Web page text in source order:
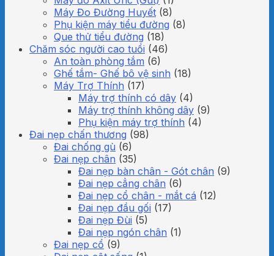
Máy Đo Đường Huyết (8)
Phụ kiện máy tiểu đường (8)
Que thử tiểu đường (18)
Chăm sóc người cao tuổi (46)
An toàn phòng tắm (6)
Ghế tắm- Ghế bô vệ sinh (18)
Máy Trợ Thính (17)
Máy trợ thính có dây (4)
Máy trợ thính không dây (9)
Phụ kiện máy trợ thính (4)
Đai nẹp chấn thương (98)
Đai chống gù (6)
Đai nẹp chân (35)
Đai nẹp bàn chân - Gót chân (9)
Đai nẹp cẳng chân (6)
Đai nẹp cổ chân - mắt cá (12)
Đai nẹp đầu gối (17)
Đai nẹp Đùi (5)
Đai nẹp ngón chân (1)
Đai nẹp cổ (9)